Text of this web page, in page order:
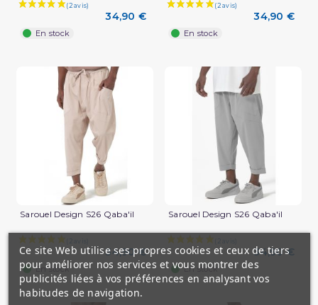
(1 avis)
34,90 €
En stock
34,90 €
En stock
Sarouel Design S26 Qaba'il
34,90 €
En stock
Sarouel Design S26 Qaba'il
34,90 €
En stock
Ce site Web utilise ses propres cookies et ceux de tiers
pour améliorer nos services et vous montrer des
publicités liées à vos préférences en analysant vos
habitudes de navigation.